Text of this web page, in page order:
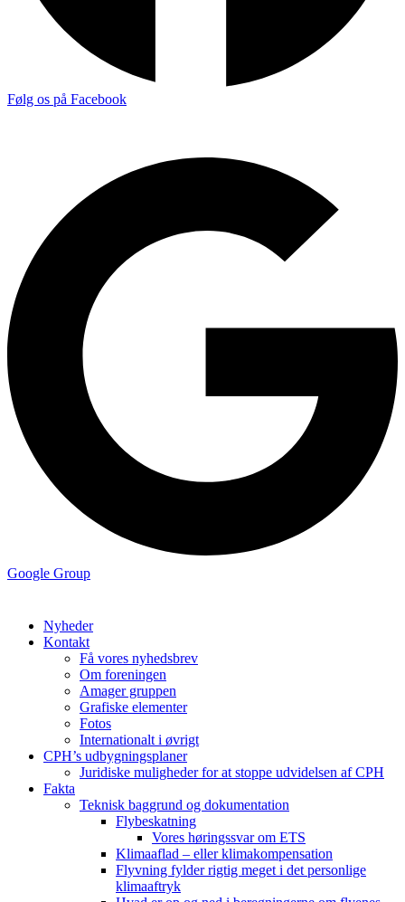
Følg os på Facebook
Google Group
Nyheder
Kontakt
Få vores nyhedsbrev
Om foreningen
Amager gruppen
Grafiske elementer
Fotos
Internationalt i øvrigt
CPH’s udbygningsplaner
Juridiske muligheder for at stoppe udvidelsen af CPH
Fakta
Teknisk baggrund og dokumentation
Flybeskatning
Vores høringssvar om ETS
Klimaaflad – eller klimakompensation
Flyvning fylder rigtig meget i det personlige
klimaaftryk